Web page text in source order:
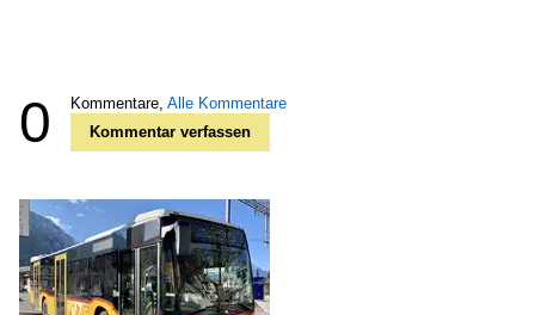
0 Kommentare, Alle Kommentare
Kommentar verfassen